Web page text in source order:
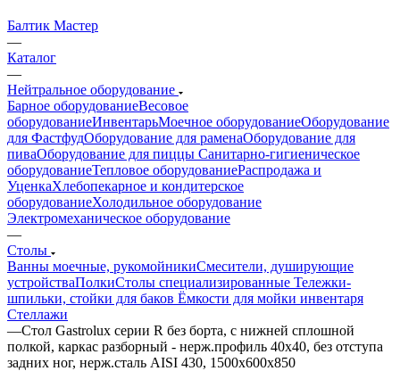
Балтик Мастер
—
Каталог
—
Нейтральное оборудование
Барное оборудованиеВесовое
оборудованиеИнвентарьМоечное оборудованиеОборудование
для ФастфудОборудование для раменаОборудование для
пиваОборудование для пиццы Санитарно-гигиеническое
оборудованиеТепловое оборудованиеРаспродажа и
УценкаХлебопекарное и кондитерское
оборудованиеХолодильное оборудование
Электромеханическое оборудование
—
Столы
Ванны моечные, рукомойникиСмесители, душирующие
устройстваПолкиСтолы специализированные Тележки-
шпильки, стойки для баков Ёмкости для мойки инвентаря
Стеллажи
—Стол Gastroluх серии R без борта, с нижней сплошной
полкой, каркас разборный - нерж.профиль 40х40, без отступа
задних ног, нерж.сталь AISI 430, 1500х600х850